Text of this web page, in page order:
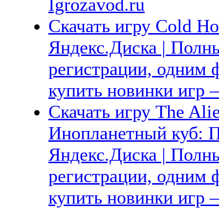
Igrozavod.ru
Скачать игру Cold
Яндекс.Диска |
регистрации, одним
купить новинки
Скачать игру The
Инопланетный куб:
Яндекс.Диска |
регистрации, одним
купить новинки